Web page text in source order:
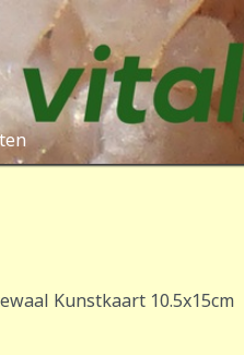
Kunstkaart 10.5x15cm